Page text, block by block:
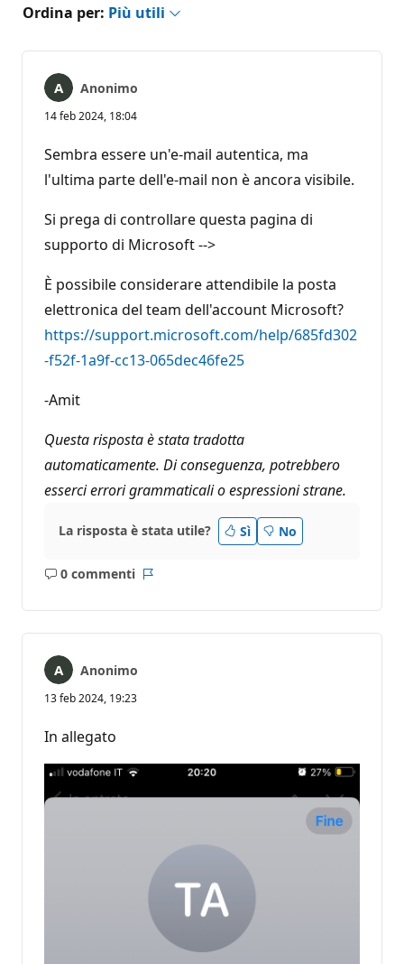
Ordina per: Più utili
Anonimo
14 feb 2024, 18:04
Sembra essere un'e-mail autentica, ma
l'ultima parte dell'e-mail non è ancora visibile.
Si prega di controllare questa pagina di
supporto di Microsoft -->
È possibile considerare attendibile la posta
elettronica del team dell'account Microsoft?
https://support.microsoft.com/help/685fd302
-f52f-1a9f-cc13-065dec46fe25
-Amit
Questa risposta è stata tradotta
automaticamente. Di conseguenza, potrebbero
esserci errori grammaticali o espressioni strane.
La risposta è stata utile? Sì No
0 commenti
Nessun
Anonimo
13 feb 2024, 19:23
In allegato